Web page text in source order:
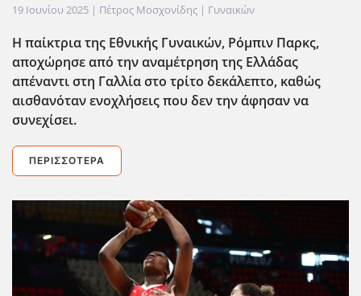
19 Ιουνίου 2025 | Πέτρος Μοσχονίδης | Γυναικών
Η παίκτρια της Εθνικής Γυναικών, Ρόμπιν Παρκς,
αποχώρησε από την αναμέτρηση της Ελλάδας
απέναντι στη Γαλλία στο τρίτο δεκάλεπτο, καθώς
αισθανόταν ενοχλήσεις που δεν την άφησαν να
συνεχίσει.
ΠΕΡΙΣΣΌΤΕΡΑ